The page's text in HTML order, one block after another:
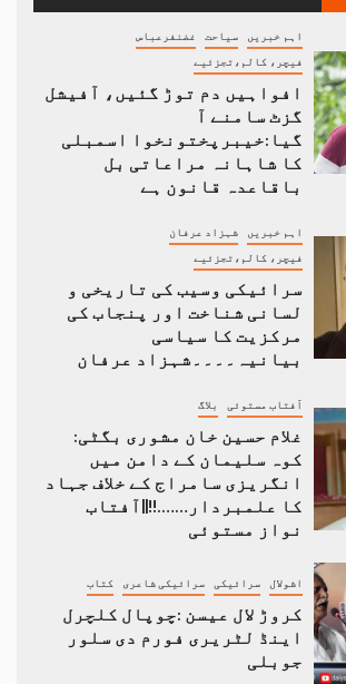
اہم خبریں سیاحت غضنفرعباس
فیچر، کالم،تجزئیے
افواہیں دم توڑ گئیں، آفیشل
گزٹ سامنے آ
گیا:خیبرپختونخوا اسمبلی
کا شاہانہ مراعاتی بل
باقاعدہ قانون ہے
اہم خبریں شہزاد عرفان
فیچر، کالم،تجزئیے
سرائیکی وسیب کی تاریخی و
لسانی شناخت اور پنجاب کی
مرکزیت کا سیاسی
بیانیہ۔۔۔۔شہزاد عرفان
آفتاب مستوئی بلاگ
غلام حسین خان مشوری بگٹی:
کوہ سلیمان کے دامن میں
انگریزی سامراج کے خلاف جہاد
کا علمبردار…….!!||آفتاب
نواز مستوئی
اشولال سرائیکی سرائیکی شاعری کتاب
کروڑ لال عیسن :چوپال کلچرل
اینڈ لٹریری فورم دی سلور
جوبلی